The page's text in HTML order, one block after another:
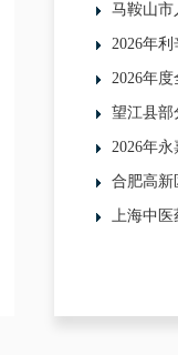
马鞍山市
2026年
2026年
望江县部
2026年
合肥高新
上海中